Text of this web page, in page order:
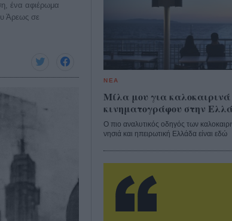
ένα αφιέρωμα
Άρεως σε
ΝΕΑ
Μίλα μου για
κινηματογράφου στην
Ο πιο αναλυτικός οδηγός των
νησιά και ηπειρωτική Ελλάδα είναι εδώ